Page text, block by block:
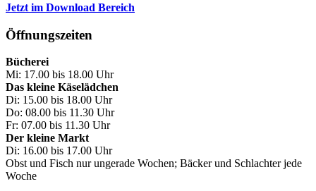
Jetzt im Download Bereich
Öffnungszeiten
Bücherei
Mi: 17.00 bis 18.00 Uhr
Das kleine Käselädchen
Di: 15.00 bis 18.00 Uhr
Do: 08.00 bis 11.30 Uhr
Fr: 07.00 bis 11.30 Uhr
Der kleine Markt
Di: 16.00 bis 17.00 Uhr
Obst und Fisch nur ungerade Wochen; Bäcker und Schlachter jede
Woche